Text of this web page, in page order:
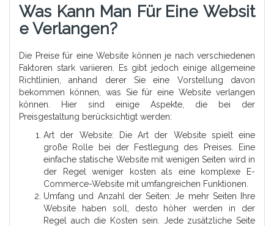
Was Kann Man Für Eine Websit
E Verlangen?
Die Preise für eine Website können je nach verschiedenen
Faktoren stark variieren. Es gibt jedoch einige allgemeine
Richtlinien, anhand derer Sie eine Vorstellung davon
bekommen können, was Sie für eine Website verlangen
können. Hier sind einige Aspekte, die bei der
Preisgestaltung berücksichtigt werden:
Art der Website: Die Art der Website spielt eine
große Rolle bei der Festlegung des Preises. Eine
einfache statische Website mit wenigen Seiten wird in
der Regel weniger kosten als eine komplexe E-
Commerce-Website mit umfangreichen Funktionen.
Umfang und Anzahl der Seiten: Je mehr Seiten Ihre
Website haben soll, desto höher werden in der
Regel auch die Kosten sein. Jede zusätzliche Seite